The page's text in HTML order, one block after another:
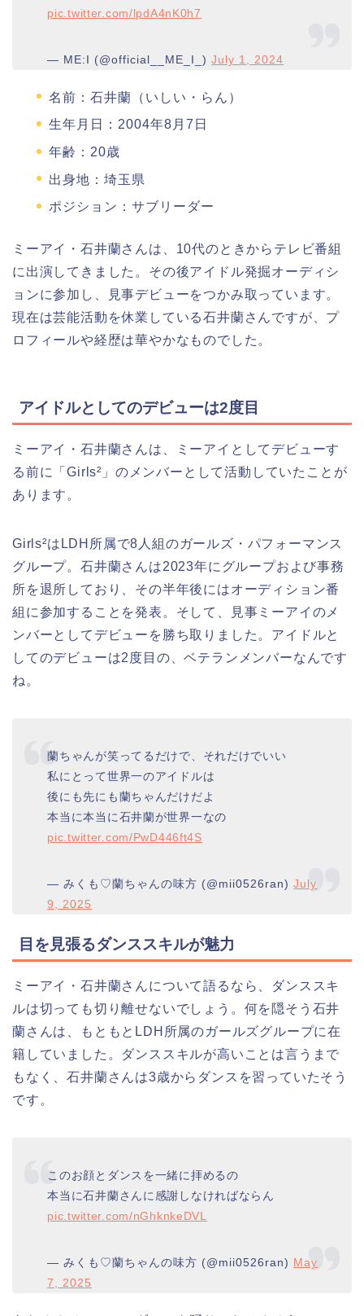
pic.twitter.com/lpdA4nK0h7
— ME:I (@official__ME_I_)July 1, 2024
名前：石井蘭（いしい・らん）
生年月日：2004年8月7日
年齢：20歳
出身地：埼玉県
ポジション：サブリーダー
ミーアイ・石井蘭さんは、10代のときからテレビ番組
に出演してきました。その後アイドル発掘オーディシ
ョンに参加し、見事デビューをつかみ取っています。
現在は芸能活動を休業している石井蘭さんですが、プ
ロフィールや経歴は華やかなものでした。
アイドルとしてのデビューは2度目
ミーアイ・石井蘭さんは、ミーアイとしてデビューす
る前に「Girls²」のメンバーとして活動していたことが
あります。
Girls²はLDH所属で8人組のガールズ・パフォーマンス
グループ。石井蘭さんは2023年にグループおよび事務
所を退所しており、その半年後にはオーディション番
組に参加することを発表。そして、見事ミーアイのメ
ンバーとしてデビューを勝ち取りました。アイドルと
してのデビューは2度目の、ベテランメンバーなんです
ね。
蘭ちゃんが笑ってるだけで、それだけでいい
私にとって世界一のアイドルは
後にも先にも蘭ちゃんだけだよ
本当に本当に石井蘭が世界一なの
pic.twitter.com/PwD446ft4S
— みくも♡蘭ちゃんの味方 (@mii0526ran)July
9, 2025
目を見張るダンススキルが魅力
ミーアイ・石井蘭さんについて語るなら、ダンススキ
ルは切っても切り離せないでしょう。何を隠そう石井
蘭さんは、もともとLDH所属のガールズグループに在
籍していました。ダンススキルが高いことは言うまで
もなく、石井蘭さんは3歳からダンスを習っていたそう
です。
このお顔とダンスを一緒に拝めるの
本当に石井蘭さんに感謝しなければならん
pic.twitter.com/nGhknkeDVL
— みくも♡蘭ちゃんの味方 (@mii0526ran) May
7, 2025